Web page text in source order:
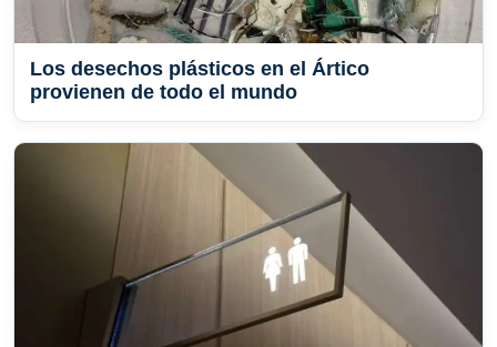
Los desechos plásticos en el Ártico
provienen de todo el mundo